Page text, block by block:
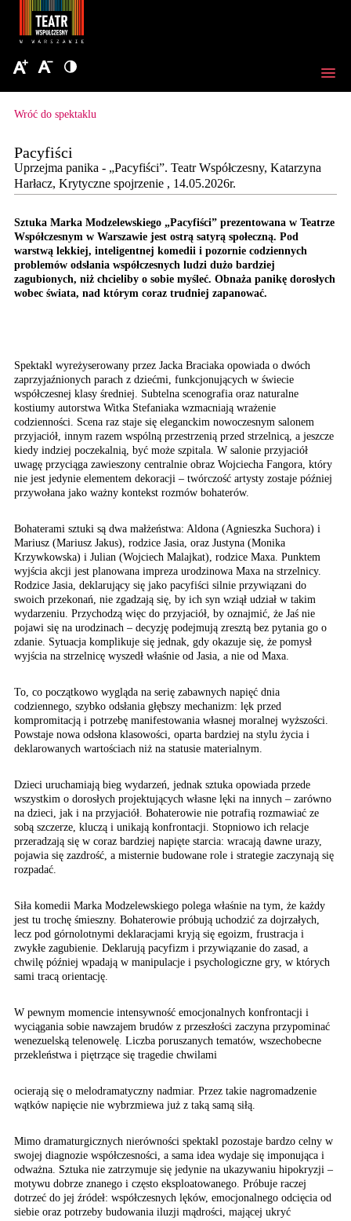
Wróć do spektaklu
Pacyfiści
Uprzejma panika - „Pacyfiści”. Teatr Współczesny, Katarzyna
Harłacz, Krytyczne spojrzenie , 14.05.2026r.
Sztuka Marka Modzelewskiego „Pacyfiści” prezentowana w Teatrze
Współczesnym w Warszawie jest ostrą satyrą społeczną. Pod
warstwą lekkiej, inteligentnej komedii i pozornie codziennych
problemów odsłania współczesnych ludzi dużo bardziej
zagubionych, niż chcieliby o sobie myśleć. Obnaża panikę dorosłych
wobec świata, nad którym coraz trudniej zapanować.
Spektakl wyreżyserowany przez Jacka Braciaka opowiada o dwóch
zaprzyjaźnionych parach z dziećmi, funkcjonujących w świecie
współczesnej klasy średniej. Subtelna scenografia oraz naturalne
kostiumy autorstwa Witka Stefaniaka wzmacniają wrażenie
codzienności. Scena raz staje się eleganckim nowoczesnym salonem
przyjaciół, innym razem wspólną przestrzenią przed strzelnicą, a jeszcze
kiedy indziej poczekalnią, być może szpitala. W salonie przyjaciół
uwagę przyciąga zawieszony centralnie obraz Wojciecha Fangora, który
nie jest jedynie elementem dekoracji – twórczość artysty zostaje później
przywołana jako ważny kontekst rozmów bohaterów.
Bohaterami sztuki są dwa małżeństwa: Aldona (Agnieszka Suchora) i
Mariusz (Mariusz Jakus), rodzice Jasia, oraz Justyna (Monika
Krzywkowska) i Julian (Wojciech Malajkat), rodzice Maxa. Punktem
wyjścia akcji jest planowana impreza urodzinowa Maxa na strzelnicy.
Rodzice Jasia, deklarujący się jako pacyfiści silnie przywiązani do
swoich przekonań, nie zgadzają się, by ich syn wziął udział w takim
wydarzeniu. Przychodzą więc do przyjaciół, by oznajmić, że Jaś nie
pojawi się na urodzinach – decyzję podejmują zresztą bez pytania go o
zdanie. Sytuacja komplikuje się jednak, gdy okazuje się, że pomysł
wyjścia na strzelnicę wyszedł właśnie od Jasia, a nie od Maxa.
To, co początkowo wygląda na serię zabawnych napięć dnia
codziennego, szybko odsłania głębszy mechanizm: lęk przed
kompromitacją i potrzebę manifestowania własnej moralnej wyższości.
Powstaje nowa odsłona klasowości, oparta bardziej na stylu życia i
deklarowanych wartościach niż na statusie materialnym.
Dzieci uruchamiają bieg wydarzeń, jednak sztuka opowiada przede
wszystkim o dorosłych projektujących własne lęki na innych – zarówno
na dzieci, jak i na przyjaciół. Bohaterowie nie potrafią rozmawiać ze
sobą szczerze, kluczą i unikają konfrontacji. Stopniowo ich relacje
przeradzają się w coraz bardziej napięte starcia: wracają dawne urazy,
pojawia się zazdrość, a misternie budowane role i strategie zaczynają się
rozpadać.
Siła komedii Marka Modzelewskiego polega właśnie na tym, że każdy
jest tu trochę śmieszny. Bohaterowie próbują uchodzić za dojrzałych,
lecz pod górnolotnymi deklaracjami kryją się egoizm, frustracja i
zwykłe zagubienie. Deklarują pacyfizm i przywiązanie do zasad, a
chwilę później wpadają w manipulacje i psychologiczne gry, w których
sami tracą orientację.
W pewnym momencie intensywność emocjonalnych konfrontacji i
wyciągania sobie nawzajem brudów z przeszłości zaczyna przypominać
wenezuelską telenowelę. Liczba poruszanych tematów, wszechobecne
przekleństwa i piętrzące się tragedie chwilami
ocierają się o melodramatyczny nadmiar. Przez takie nagromadzenie
wątków napięcie nie wybrzmiewa już z taką samą siłą.
Mimo dramaturgicznych nierówności spektakl pozostaje bardzo celny w
swojej diagnozie współczesności, a sama idea wydaje się imponująca i
odważna. Sztuka nie zatrzymuje się jedynie na ukazywaniu hipokryzji –
motywu dobrze znanego i często eksploatowanego. Próbuje raczej
dotrzeć do jej źródeł: współczesnych lęków, emocjonalnego odcięcia od
siebie oraz potrzeby budowania iluzji mądrości, mającej ukryć